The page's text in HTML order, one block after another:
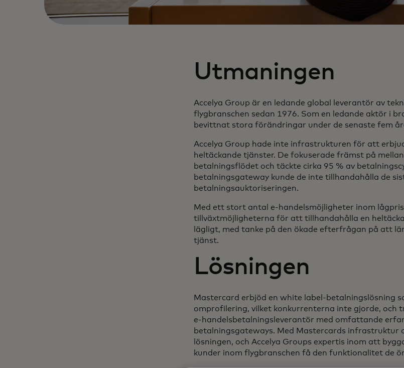
Utmaningen
Accelya Group är en ledande global leverantör av
flygbranschen sedan 1976. Som en ledande aktör i
bevittnat stora förändringar under de senaste fem
Accelya Group hade inte infrastrukturen för att
heltäckande tjänster. De fokuserade främst på
betalningsflödet och täckte cirka 95 % av
betalningsgateway kunde de inte tillhandahålla de
betalningsauktoriseringen.
Med ett stort antal e-handelsmöjligheter inom
tillväxtmöjligheterna för att tillhandahålla en
lägligt, med tanke på den ökade efterfrågan på att
tjänst.
Lösningen
Mastercard erbjöd en white label-betalningslösning
omprofilering, vilket konkurrenterna inte gjorde, och
e-handelsbetalningsleverantör med omfattande
betalningsgateways. Med Mastercards infrastruktur
lösningen, och Accelya Groups expertis inom att
kunder inom flygbranschen få den funktionalitet de